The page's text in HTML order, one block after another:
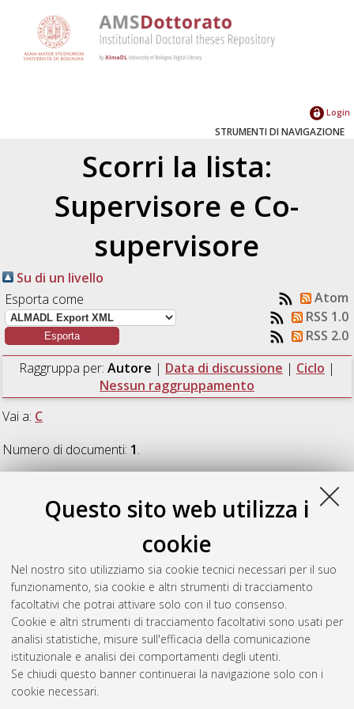
Questo sito web utilizza i
cookie
Nel nostro sito utilizziamo sia cookie tecnici necessari per il suo
funzionamento, sia cookie e altri strumenti di tracciamento
facoltativi che potrai attivare solo con il tuo consenso.
Cookie e altri strumenti di tracciamento facoltativi sono usati per
analisi statistiche, misure sull'efficacia della comunicazione
istituzionale e analisi dei comportamenti degli utenti.
Se chiudi questo banner continuerai la navigazione solo con i
cookie necessari.
Login
STRUMENTI DI NAVIGAZIONE
Scorri la lista:
Supervisore e Co-
supervisore
Su di un livello
Esporta come
Atom
RSS 1.0
RSS 2.0
Raggruppa per: Autore | Data di discussione | Ciclo |
Nessun raggruppamento
Vai a: C
Numero di documenti: 1.
(2023)Study of the tracking performance of
a liquid Argon detector based on a novel optical imaging
concept, [Dissertation thesis], Alma Mater Studiorum
Università di Bologna. Dottorato di ricerca inFisica, 35 Ciclo.
DOI 10.48676/unibo/amsdottorato/10871.
Questa lista e' stata generata ilFri Aug 7 20:44:36 2026 CEST
Atom